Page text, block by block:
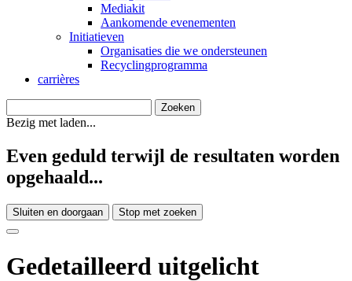
Mediakit
Aankomende evenementen
Initiatieven
Organisaties die we ondersteunen
Recyclingprogramma
carrières
Bezig met laden...
Even geduld terwijl de resultaten worden
opgehaald...
Sluiten en doorgaan Stop met zoeken
Gedetailleerd uitgelicht